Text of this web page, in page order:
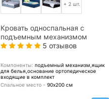
+ 2 шт.
Кровать односпальная с
подъемным механизмом
5 отзывов
Компоненты: подъемный механизм,ящик
для белья,основание ортопедическое
входящие в комплект
Спальное место - 90х200 см